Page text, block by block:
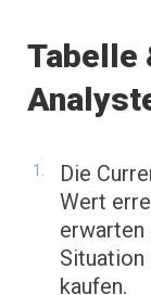
Tabelle
Die
Wert
erwarten
Situation
kaufen.